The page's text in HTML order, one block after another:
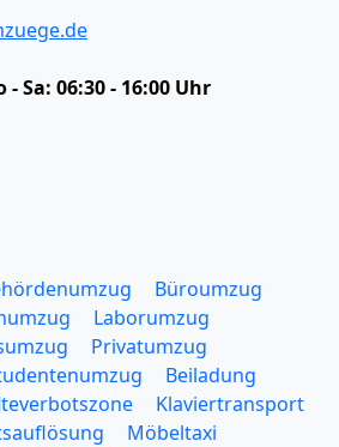
- Sa: 06:30 - 16:00 Uhr
Büroumzug
Laborumzug
Privatumzug
Beiladung
Klaviertransport
Möbeltaxi